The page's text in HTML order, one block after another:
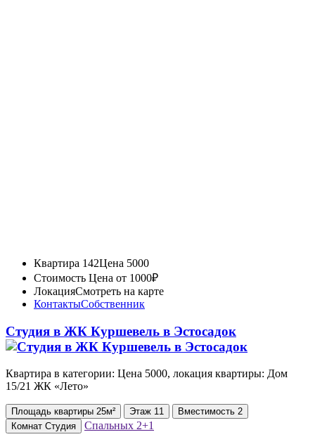
Квартира 142Цена 5000
Стоимость Цена от 1000₽
ЛокацияСмотреть на карте
КонтактыСобственник
Студия в ЖК Куршевель в Эстосадок
Квартира в категории: Цена 5000, локация квартиры: Дом
15/21 ЖК «Лето»
Площадь квартиры 25м² Этаж 11 Вместимость 2
Комнат Студия Спальных 2+1